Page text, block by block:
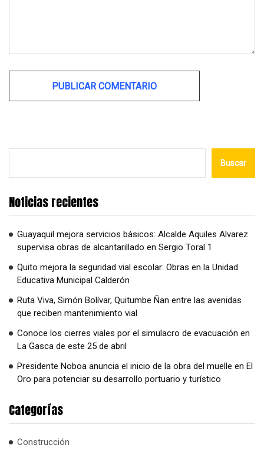
Buscar
Noticias recientes
Guayaquil mejora servicios básicos: Alcalde Aquiles Alvarez
supervisa obras de alcantarillado en Sergio Toral 1
Quito mejora la seguridad vial escolar: Obras en la Unidad
Educativa Municipal Calderón
Ruta Viva, Simón Bolívar, Quitumbe Ñan entre las avenidas
que reciben mantenimiento vial
Conoce los cierres viales por el simulacro de evacuación en
La Gasca de este 25 de abril
Presidente Noboa anuncia el inicio de la obra del muelle en El
Oro para potenciar su desarrollo portuario y turístico
Categorías
Construcción